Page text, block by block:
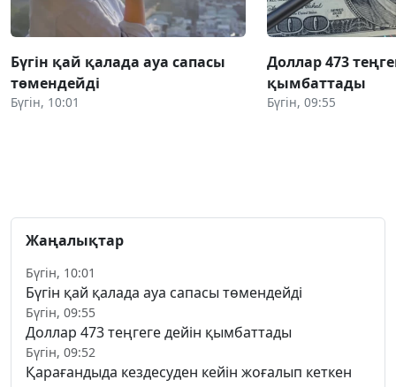
Бүгін қай қалада ауа сапасы
төмендейді
Бүгін, 10:01
Доллар 473
қымбаттады
Бүгін, 09:55
Жаңалықтар
Бүгін, 10:01
Бүгін қай қалада ауа сапасы төмендейді
Бүгін, 09:55
Доллар 473 теңгеге дейін қымбаттады
Бүгін, 09:52
Қарағандыда кездесуден кейін жоғалып кеткен